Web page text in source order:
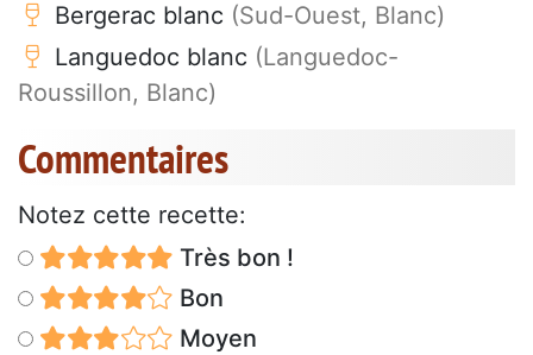
Bergerac blanc (Sud-Ouest, Blanc)
Languedoc blanc (Languedoc-
Roussillon, Blanc)
Commentaires
Notez cette recette:
Très bon !
Bon
Moyen